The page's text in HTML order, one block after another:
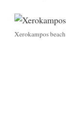
Xerokampos beach